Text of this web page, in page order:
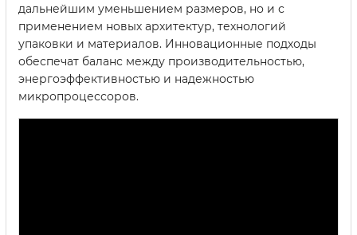
дальнейшим уменьшением размеров, но и с
применением новых архитектур, технологий
упаковки и материалов. Инновационные подходы
обеспечат баланс между производительностью,
энергоэффективностью и надежностью
микропроцессоров.